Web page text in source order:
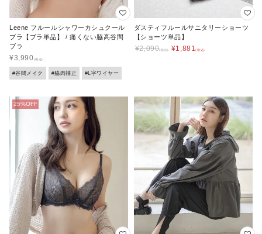
Leene フルールシャワーカシュクール
ブラ【ブラ単品】 / 痛くない脇高谷間
ブラ
¥3,990
#谷間メイク #脇肉補正 #L字ワイヤー
ダスティフルールサニタリーショーツ
【ショーツ単品】
¥2,090 ¥1,881